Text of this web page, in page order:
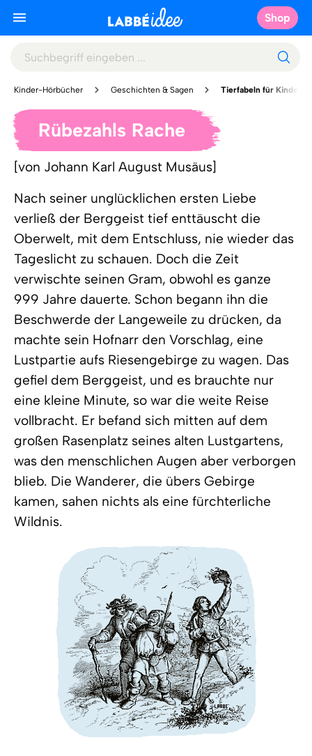
Shop
Kinder-Hörbücher Geschichten & Sagen Tierfabeln für Kinder
Rübezahls Rache
[von Johann Karl August Musäus]
Nach seiner unglücklichen ersten Liebe
verließ der Berggeist tief enttäuscht die
Oberwelt, mit dem Entschluss, nie wieder das
Tageslicht zu schauen. Doch die Zeit
verwischte seinen Gram, obwohl es ganze
999 Jahre dauerte. Schon begann ihn die
Beschwerde der Langeweile zu drücken, da
machte sein Hofnarr den Vorschlag, eine
Lustpartie aufs Riesengebirge zu wagen. Das
gefiel dem Berggeist, und es brauchte nur
eine kleine Minute, so war die weite Reise
vollbracht. Er befand sich mitten auf dem
großen Rasenplatz seines alten Lustgartens,
was den menschlichen Augen aber verborgen
blieb. Die Wanderer, die übers Gebirge
kamen, sahen nichts als eine fürchterliche
Wildnis.